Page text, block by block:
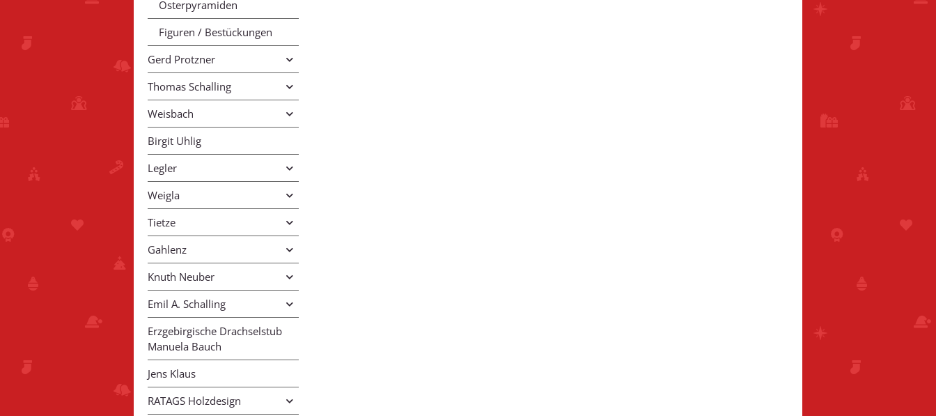
Osterpyramiden
Figuren / Bestückungen
Gerd Protzner
Thomas Schalling
Weisbach
Birgit Uhlig
Legler
Weigla
Tietze
Gahlenz
Knuth Neuber
Emil A. Schalling
Erzgebirgische Drachselstub
Manuela Bauch
Jens Klaus
RATAGS Holzdesign